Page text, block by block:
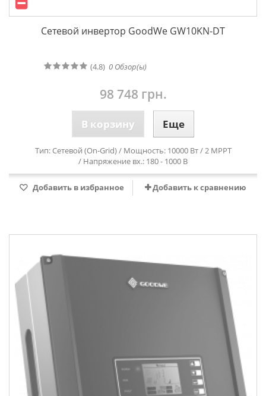
Сетевой инвертор GoodWe GW10KN-DT
(4.8) 0 Обзор(ы)
98 748 грн.
В корзину Еще
Тип: Сетевой (On-Grid) / Мощность: 10000 Вт / 2 MPPT
/ Напряжение вх.: 180 - 1000 В
Добавить в избранное Добавить к сравнению